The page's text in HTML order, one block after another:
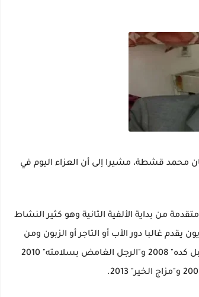
محمد قشطة، مشيرا إلى أن العزاء اليوم في
من بداية الألفية الثانية وهو كثير النشاط
يقدم غالبا دور الأب أو التاجر أو الزبون ومن
أفلامه "أيام السادات"2001 و"أنا مش معاهم" و"إحنا اتقابلنا قبل كده" 2008 و"الرجل الغامض بسلامته" 2010